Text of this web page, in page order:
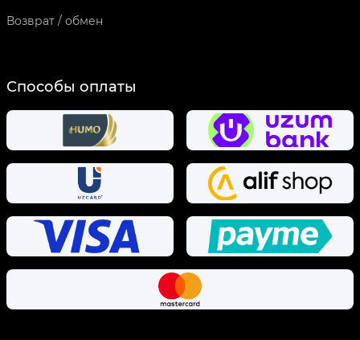
Возврат / обмен
Способы оплаты